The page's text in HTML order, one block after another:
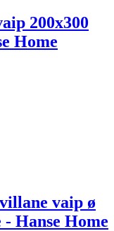
200x300
Home
vaip ø
Hanse Home